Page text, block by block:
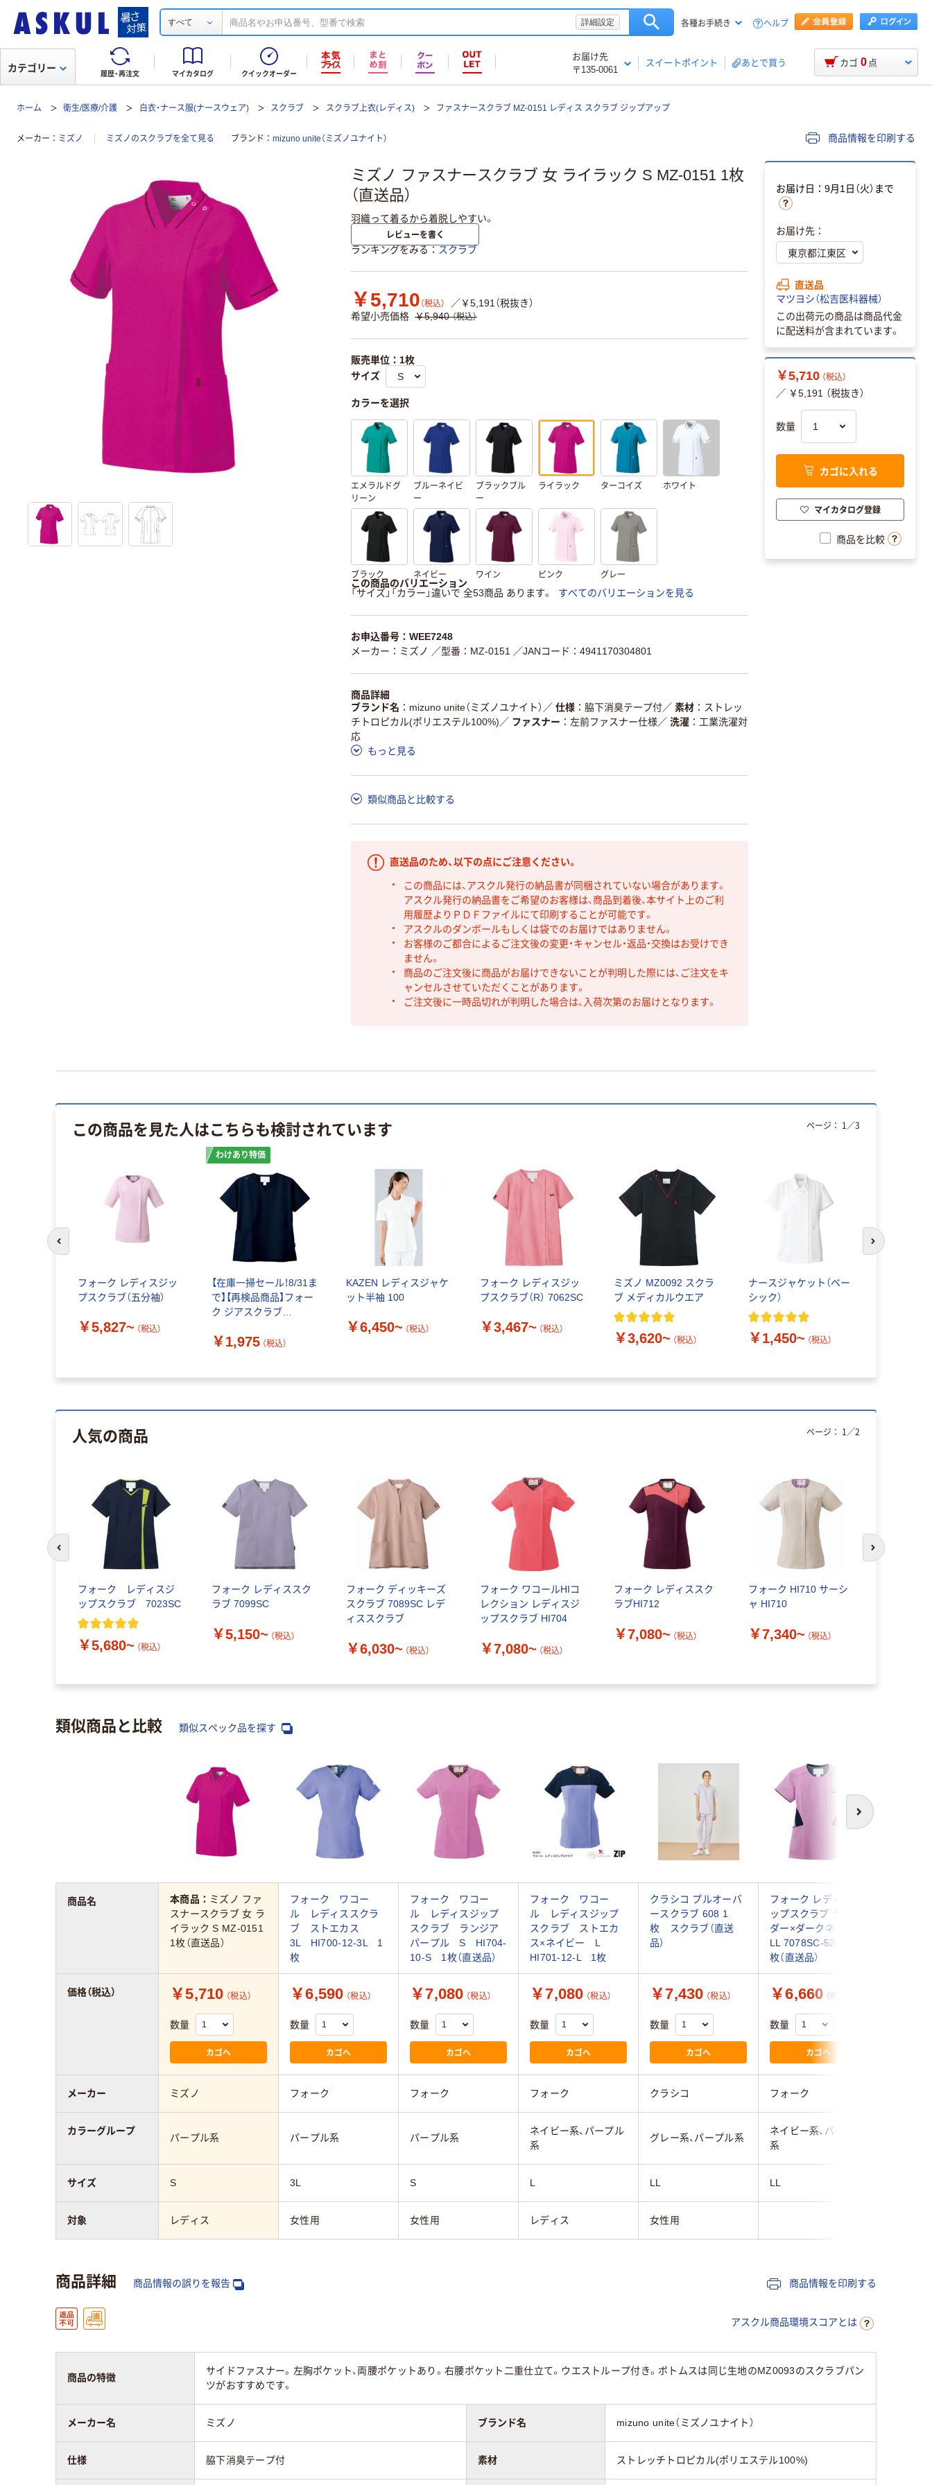
すべて 詳細設定 各種お手続き ヘルプ
履歴・再注文 マイカタログ クイックオーダー
お届け先
〒135-0061
スイートポイント あとで買う
カテゴリー カゴ 0 点
ホーム 衛生/医療/介護 白衣・ナース服(ナースウェア) スクラブ スクラブ上衣(レディス) ファスナースクラブ MZ-0151 レディス スクラブ ジップアップ
メーカー ミズノ ミズノのスクラブを全て見る ブランド mizuno unite（ミズノユナイト） 商品情報を印刷する
ミズノ ファスナースクラブ 女 ライラック S MZ-0151 1枚
（直送品）
羽織って着るから着脱しやすい。
レビューを書く
ランキングをみる スクラブ
￥5,710 （税込）
／￥5,191（税抜き）
希望小売価格 ￥5,940 （税込）
販売単位：1枚
サイズ
カラーを選択
エメラルドグ
リーン
ブルーネイビ
ー
ブラックブル
ー
ライラック ターコイズ ホワイト
ブラック ネイビー ワイン ピンク グレー
この商品のバリエーション
「サイズ」「カラー」違いで 全53商品 あります。
すべてのバリエーションを見る
お申込番号：WEE7248
メーカー：ミズノ
／型番：MZ-0151 ／JANコード：4941170304801
商品詳細
ブランド名
mizuno unite（ミズノユナイト） ／ 仕様 脇下消臭テープ付／ 素材
ストレッ
チトロピカル(ポリエステル100%) ／ ファスナー 左前ファスナー仕様／ 洗濯
工業洗濯対
応
もっと見る
類似商品と比較する
直送品のため、以下の点にご注意ください。
この商品には、アスクル発行の納品書が同梱されていない場合があります。
アスクル発行の納品書をご希望のお客様は、商品到着後、本サイト上のご利
用履歴よりＰＤＦファイルにて印刷することが可能です。
アスクルのダンボールもしくは袋でのお届けではありません。
お客様のご都合によるご注文後の変更・キャンセル・返品・交換はお受けでき
ません。
商品のご注文後に商品がお届けできないことが判明した際には、ご注文をキ
ャンセルさせていただくことがあります。
ご注文後に一時品切れが判明した場合は、入荷次第のお届けとなります。
お届け日：9月1日（火）まで
お届け先：
直送品
マツヨシ（松吉医科器械）
この出荷元の商品は商品代金
に配送料が含まれています。
￥5,710 （税込）
／ ￥5,191 （税抜き）
数量
カゴに入れる
マイカタログ登録
商品を比較
この商品を見た人はこちらも検討されています
フォーク レディスジッ
プスクラブ（五分袖）
￥5,827~ （税込）
わけあり特価
【在庫一掃セール！8/31ま
で】【再検品商品】フォー
ク ジアスクラブ
ラブ（わけあり品）
￥1,975 （税込）
KAZEN レディスジャケ
ット半袖 100
￥6,450~ （税込）
フォーク レディスジッ
プスクラブ（R） 7062SC
￥3,467~ （税込）
ミズノ MZ0092 スクラ
ブ メディカルウエア
￥3,620~ （税込）
ナースジャケット（ベー
シック）
￥1,450~ （税込）
ページ： 1 ／3
前のスライドへ 次のスライド
人気の商品
フォーク レディスジ
ップスクラブ 7023SC
￥5,680~ （税込）
フォーク レディススク
ラブ 7099SC
￥5,150~ （税込）
フォーク ディッキーズ
スクラブ 7089SC レデ
ィススクラブ
￥6,030~ （税込）
フォーク ワコールHIコ
レクション レディスジ
ップスクラブ HI704
￥7,080~ （税込）
フォーク レディススク
ラブHI712
￥7,080~ （税込）
フォーク HI710 サーシ
ャ HI710
￥7,340~ （税込）
ページ： 1 ／2
前のスライドへ 次のスライド
類似商品と比較 類似スペック品を探す
次へ
本商品： ミズノ ファ
スナースクラブ 女 ラ
イラック S MZ-0151
1枚（直送品）
フォーク ワコー
ル レディススクラ
ブ ストエカス
3L HI700-12-3L 1
枚
フォーク ワコー
ル レディスジップ
スクラブ ランジア
パープル S HI704-
10-S 1枚（直送品）
フォーク ワコー
ル レディスジップ
スクラブ ストエカ
ス×ネイビー L
HI701-12-L 1枚
クラシコ プルオーバ
ースクラブ 608 1
枚 スクラブ（直送
品）
フォーク レディスジ
ップスクラブ ラベン
ダー×ダークネイビー
LL 7078SC-52-LL 1
枚（直送品）
￥5,710 （税込）
数量
カゴへ
￥6,590 （税込）
数量
カゴへ
￥7,080 （税込）
数量
カゴへ
￥7,080 （税込）
数量
カゴへ
￥7,430 （税込）
数量
カゴへ
￥6,660 （税込）
数量
カゴへ
ミズノ フォーク フォーク フォーク クラシコ フォーク
パープル系 パープル系 パープル系
ネイビー系、パープル
系
グレー系、パープル系
ネイビー系、パープル
系
S 3L S L LL LL
レディス 女性用 女性用 レディス 女性用
商品名
価格（税込）
メーカー
カラーグループ
サイズ
対象
商品詳細 商品情報の誤りを報告 商品情報を印刷する
アスクル商品環境スコアとは
商品の特徴
サイドファスナー。左胸ポケット、両腰ポケットあり。右腰ポケット二重仕立て。ウエストループ付き。ボトムスは同じ生地のMZ0093のスクラブパン
ツがおすすめです。
メーカー名 ミズノ ブランド名 mizuno unite（ミズノユナイト）
仕様 脇下消臭テープ付 素材 ストレッチトロピカル(ポリエステル100%)